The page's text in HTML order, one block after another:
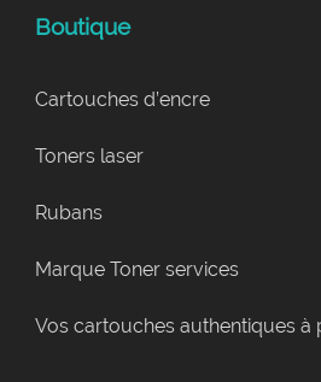
Boutique
Cartouches d’encre
Toners laser
Rubans
Marque Toner services
Vos cartouches authentiques à